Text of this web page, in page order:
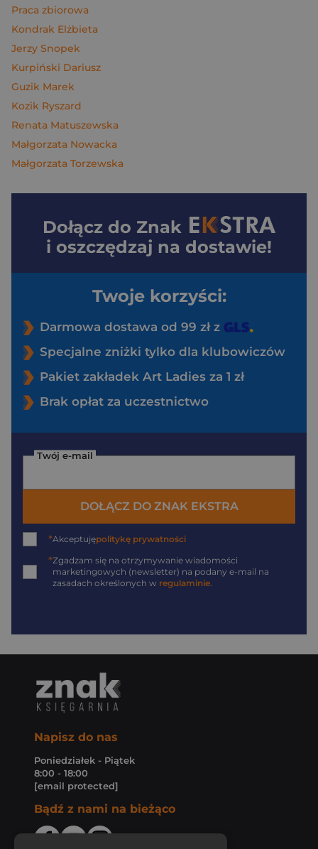
Praca zbiorowa
Kondrak Elżbieta
Jerzy Snopek
Kurpiński Dariusz
Guzik Marek
Kozik Ryszard
Renata Matuszewska
Małgorzata Nowacka
Małgorzata Torzewska
Dołącz do Znak
i oszczędzaj na dostawie!
Twoje korzyści:
Darmowa dostawa od 99 zł z
Specjalne zniżki tylko dla klubowiczów
Pakiet zakładek Art Ladies za 1 zł
Brak opłat za uczestnictwo
Twój e-mail
DOŁĄCZ DO ZNAK EKSTRA
*Akceptujępolitykę prywatności
*Zgadzam się na otrzymywanie wiadomości
marketingowych (newsletter) na podany e-mail na
zasadach określonych w regulaminie.
Napisz do nas
Poniedziałek - Piątek
8:00 - 18:00
[email protected]
Bądź z nami na bieżąco